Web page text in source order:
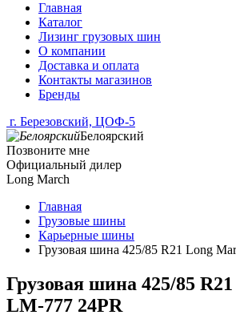
Главная
Каталог
Лизинг грузовых шин
О компании
Доставка и оплата
Контакты магазинов
Бренды
г. Березовский, ЦОФ-5
Белоярский
Позвоните мне
Официальный дилер
Long March
Главная
Грузовые шины
Карьерные шины
Грузовая шина 425/85 R21 Long
Грузовая шина 425/85
LM-777 24PR